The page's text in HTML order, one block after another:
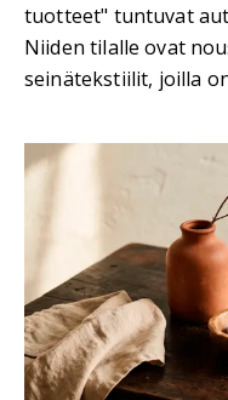
tuotteet" tuntuvat
Niiden tilalle ovat
seinätekstiilit, joilla